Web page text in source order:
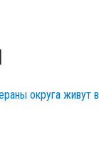
округа живут в